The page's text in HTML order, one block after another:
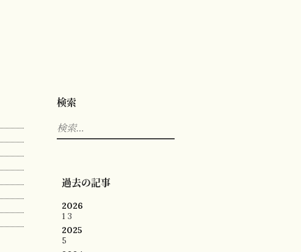
検索
検
索:
過去の記事
2026
1 3
2025
5